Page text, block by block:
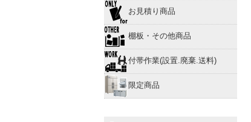
お見積り商品
棚板・その他商品
付帯作業(設置.廃棄.送料)
限定商品